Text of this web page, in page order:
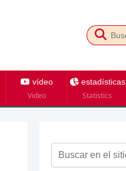
vídeo
Video
estadísticas
Statistics